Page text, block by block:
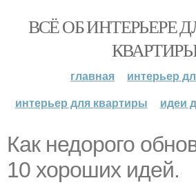
ВСЁ ОБ ИНТЕРЬЕРЕ
главная
интерьер
интерьер для квартиры
идеи
Как недорого
10 хороших идей.